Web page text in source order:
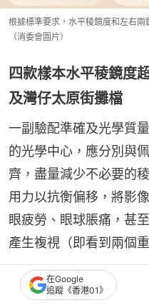
根據標準要求，水平稜鏡度和左右
（消委會圖片）
四款樣本水平稜鏡
及灣仔太原街攤檔
一副驗配準確及光學質
的光學中心，應分別與
齊，盡量減少不必要的
用力以抗衡偏移，將影
眼疲勞、眼球脹痛，甚
產生複視（即看到兩個
消委會指，根據標準要
在Google
追蹤《香港01》